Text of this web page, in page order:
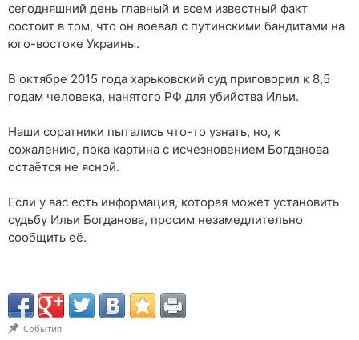
сегодняшний день главный и всем известный факт
состоит в том, что он воевал с путинскими бандитами на
юго-востоке Украины.
В октябре 2015 года харьковский суд приговорил к 8,5
годам человека, нанятого РФ для убийства Ильи.
Наши соратники пытались что-то узнать, но, к
сожалению, пока картина с исчезновением Богданова
остаётся не ясной.
Если у вас есть информация, которая может установить
судьбу Ильи Богданова, просим незамедлительно
сообщить её.
События